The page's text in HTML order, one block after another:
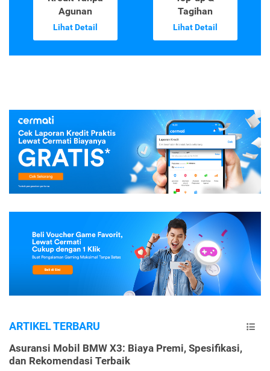
Agunan
Lihat Detail
Tagihan
Lihat Detail
ARTIKEL TERBARU
Asuransi Mobil BMW X3: Biaya Premi, Spesifikasi,
dan Rekomendasi Terbaik